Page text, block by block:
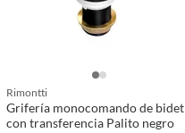
Rimontti
Grifería monocomando de bidet
con transferencia Palito negro